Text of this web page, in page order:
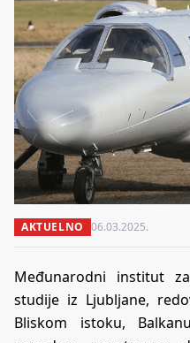
AKTUELNO 06.03.2025.
Međunarodni institut
studije iz Ljubljane,
Bliskom istoku,